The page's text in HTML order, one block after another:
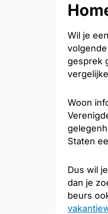
Wil je een
gesprek
Woon
Staten
Dus wil
dan je
beurs